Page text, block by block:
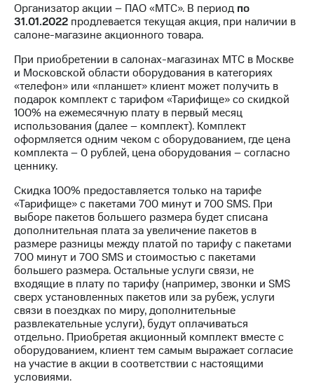
SIM-
карта
иностранцев
Оформить
чистый
номер
Выбрать
красивый
Заменить
SIM-
карту
Перейти
на
eSIM
Для дома
Выберите
и подключите
ТВ
с выгодным
тарифом
Выберите
и подключите
ТВ
с выгодным
тарифом
Тарифы
Интернет,
ТВ и телефон
Услуги
Личный
кабинет
интернета
и
ТВ
Личный
кабинет
спутникового
ТВ
Скачать
приложение
Мой
Организатор акции – ПАО «МТС». В период по
31.01.2022 продлевается текущая акция, при наличии в
салоне-магазине акционного товара.
При приобретении в салонах-магазинах МТС в Москве
и Московской области оборудования в категориях
«телефон» или «планшет» клиент может получить в
подарок комплект с тарифом «Тарифище» со скидкой
100% на ежемесячную плату в первый месяц
использования (далее – комплект). Комплект
оформляется одним чеком с оборудованием, где цена
комплекта – 0 рублей, цена оборудования – согласно
ценнику.
Скидка 100% предоставляется только на тарифе
«Тарифище» с пакетами 700 минут и 700 SMS. При
выборе пакетов большего размера будет списана
дополнительная плата за увеличение пакетов в
размере разницы между платой по тарифу с пакетами
700 минут и 700 SMS и стоимостью с пакетами
большего размера. Остальные услуги связи, не
входящие в плату по тарифу (например, звонки и SMS
сверх установленных пакетов или за рубеж, услуги
связи в поездках по миру, дополнительные
развлекательные услуги), будут оплачиваться
отдельно. Приобретая акционный комплект вместе с
оборудованием, клиент тем самым выражает согласие
на участие в акции в соответствии с настоящими
условиями.